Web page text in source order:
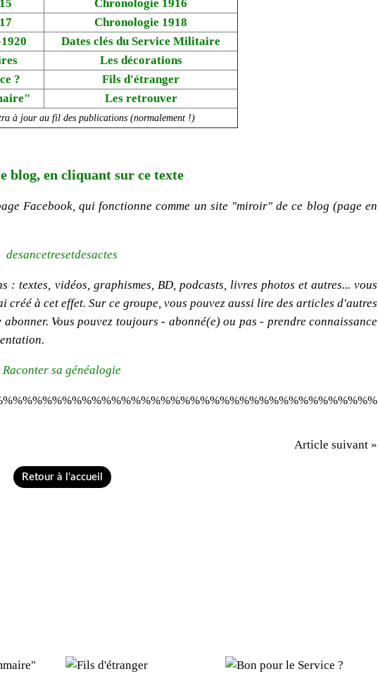
Chronologie 1916
Chronologie 1918
Dates clés du Service Militaire
Les décorations
?
Fils d'étranger
Les retrouver
à jour au fil des publications (normalement !)
blog, en cliquant sur ce texte
Facebook, qui fonctionne comme un site "miroir" de ce blog (page en
desancetresetdesactes
textes, vidéos, graphismes, BD, podcasts, livres photos et autres... vous
à cet effet. Sur ce groupe, vous pouvez aussi lire des articles d'autres
Vous pouvez toujours - abonné(e) ou pas - prendre connaissance
Raconter sa généalogie
Article suivant »
Retour à l'accueil